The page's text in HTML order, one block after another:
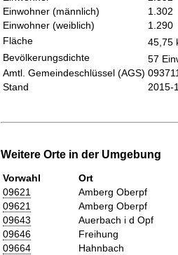
Einwohner (männlich)
1.302
Einwohner (weiblich)
1.290
Fläche
45,75
Bevölkerungsdichte
57
Amtl. Gemeindeschlüssel (AGS)
Stand
2015-
Weitere Orte in der Umgebung
Vorwahl
Ort
09621
Amberg Oberpf
09621
Amberg Oberpf
09643
Auerbach i d Opf
09646
Freihung
09664
Hahnbach